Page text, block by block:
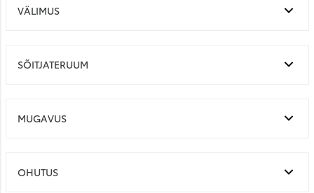
VÄLIMUS
SÕITJATERUUM
MUGAVUS
OHUTUS